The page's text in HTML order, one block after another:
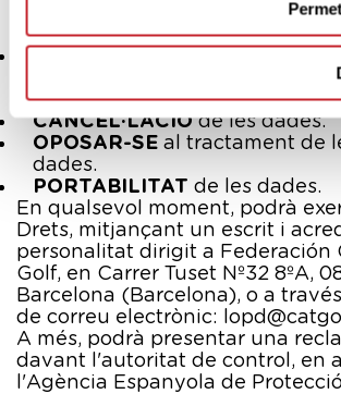
informi de com fem servir les
obtenirACCÉSa les mateixes.
tractament de la mateixa.
CANCEL·LACIÓde les dades.
OPOSAR-SE al tractament de
dades.
PORTABILITAT de les dades.
En qualsevol moment, podrà
Drets, mitjançant un escrit i
personalitat dirigit a Federación
Golf, en Carrer Tuset Nº32 8ºA,
Barcelona (Barcelona), o a
de correu electrònic:
A més, podrà presentar una
davant l'autoritat de control, en
l'Agència Espanyola de